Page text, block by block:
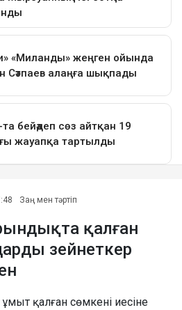
Заң мен тәртіп
қалған
зейнеткер
қалған сөмкені иесіне